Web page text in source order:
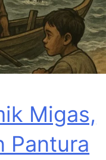
Migas,
Pantura